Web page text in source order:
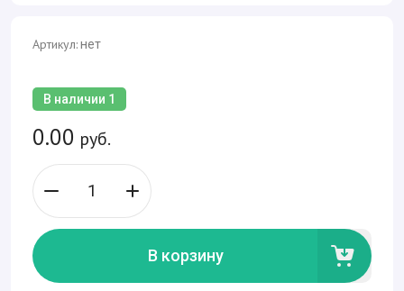
Артикул:нет
В наличии 1
0.00 руб.
В корзину